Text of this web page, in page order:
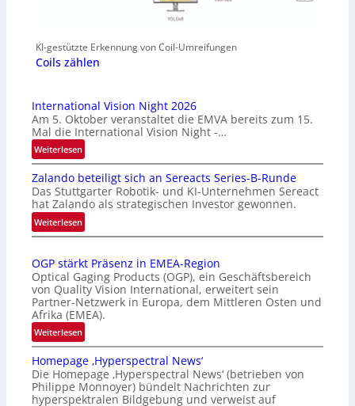
KI-gestützte Erkennung von Coil-Umreifungen
Coils zählen
International Vision Night 2026
Am 5. Oktober veranstaltet die EMVA bereits zum 15.
Mal die International Vision Night -…
Weiterlesen:
I
n
t
e
r
n
t
i
o
n
l
V
i
s
Zalando beteiligt sich an Sereacts Series-B-Runde
Das Stuttgarter Robotik- und KI-Unternehmen Sereact
hat Zalando als strategischen Investor gewonnen.
Weiterlesen:
Z
l
a
n
d
o
b
e
t
e
i
OGP stärkt Präsenz in EMEA-Region
Optical Gaging Products (OGP), ein Geschäftsbereich
von Quality Vision International, erweitert sein
Partner-Netzwerk in Europa, dem Mittleren Osten und
Afrika (EMEA).
Weiterlesen:
O
G
P
s
Homepage ‚Hyperspectral News‘
Die Homepage ‚Hyperspectral News‘ (betrieben von
Philippe Monnoyer) bündelt Nachrichten zur
hyperspektralen Bildgebung und verweist auf